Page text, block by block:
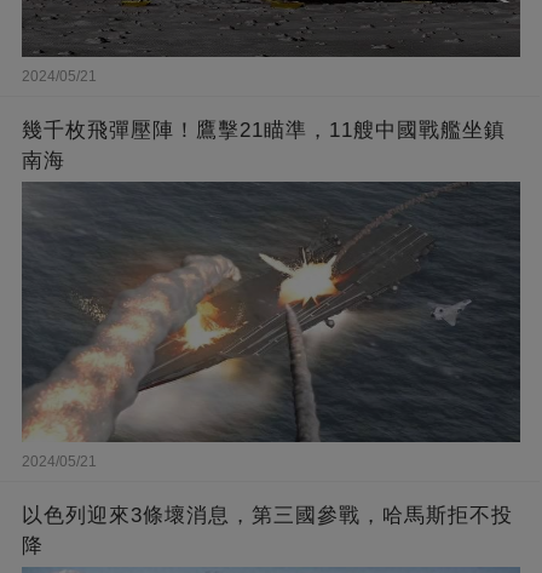
2024/05/21
幾千枚飛彈壓陣！鷹擊21瞄準，11艘中國戰艦坐鎮
南海
2024/05/21
以色列迎來3條壞消息，第三國參戰，哈馬斯拒不投
降